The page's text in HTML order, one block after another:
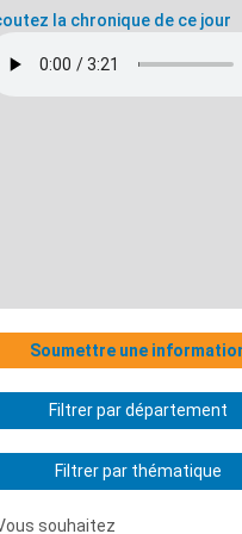
la chronique de ce jour
Soumettre une
Filtrer par département
Filtrer par thématique
souhaitez